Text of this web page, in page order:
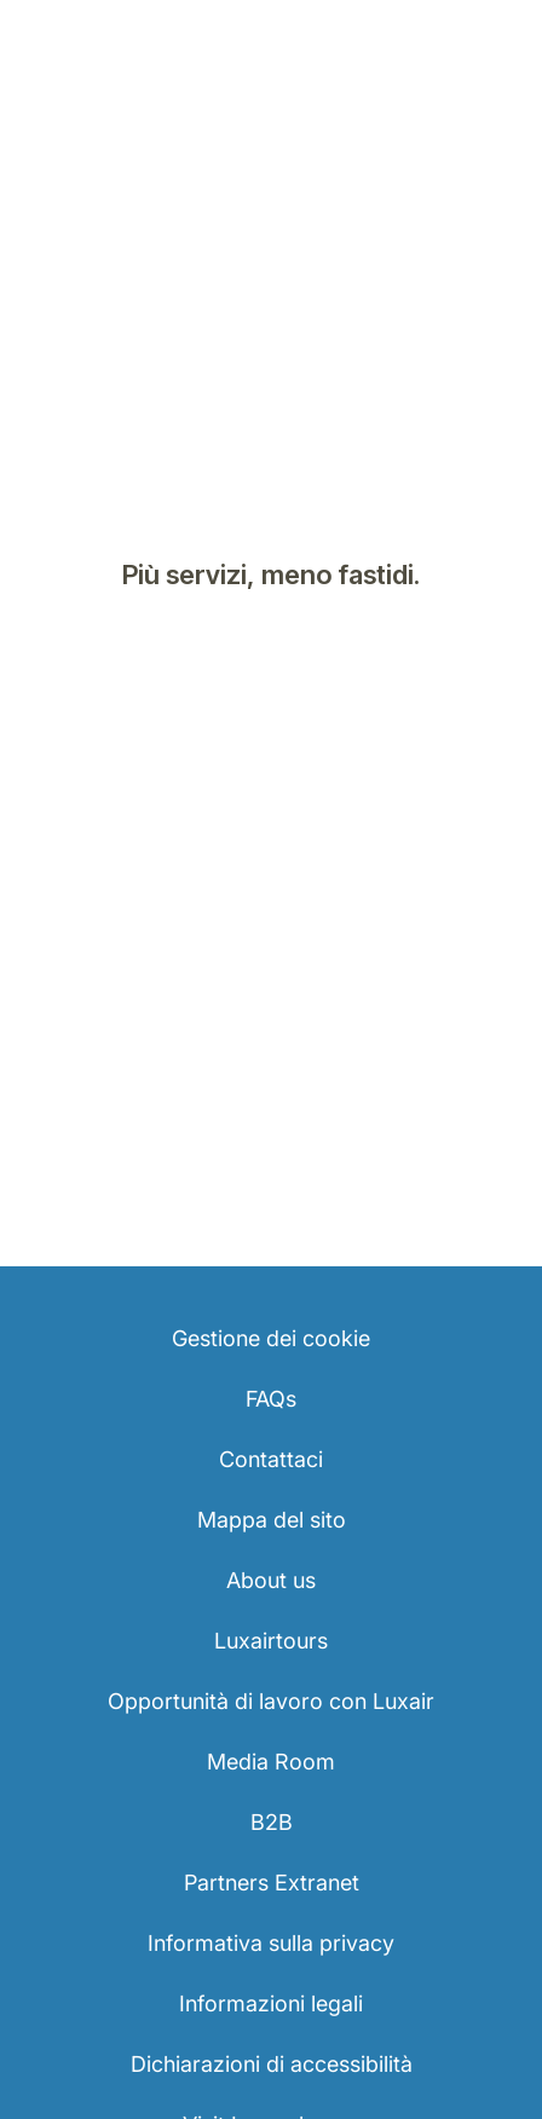
Più servizi, meno fastidi.
Gestione dei cookie
FAQs
Contattaci
Mappa del sito
About us
Luxairtours
Opportunità di lavoro con Luxair
Media Room
B2B
Partners Extranet
Informativa sulla privacy
Informazioni legali
Dichiarazioni di accessibilità